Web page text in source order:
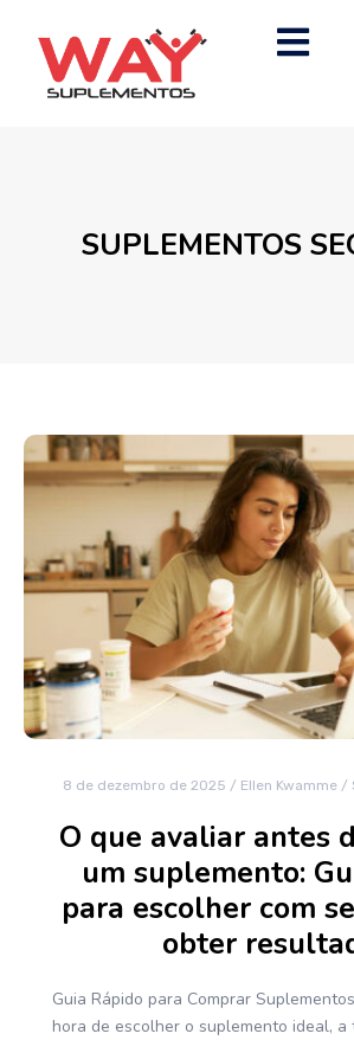
SUPLEMENTOS
8 de dezembro de 2025 / Ellen Kwamme /
O que avaliar antes
um suplemento:
para escolher com
obter
Guia Rápido para Comprar
hora de escolher o suplemento ideal,